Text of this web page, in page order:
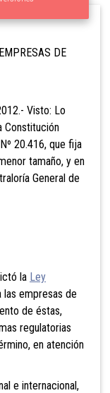
DE
Visto: Lo
Constitución
20.416, que fija
tamaño, y en
General de
la Ley
las empresas de
de éstas,
regulatorias
en atención
e internacional,